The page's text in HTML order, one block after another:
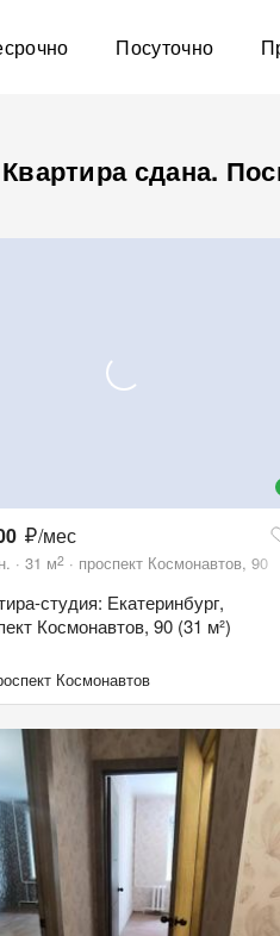
Посуточно
Квартира сдана.
/мес
31 м2 проспект Космонавтов, 90
студия: Екатеринбург,
Космонавтов, 90 (31 м²)
Космонавтов